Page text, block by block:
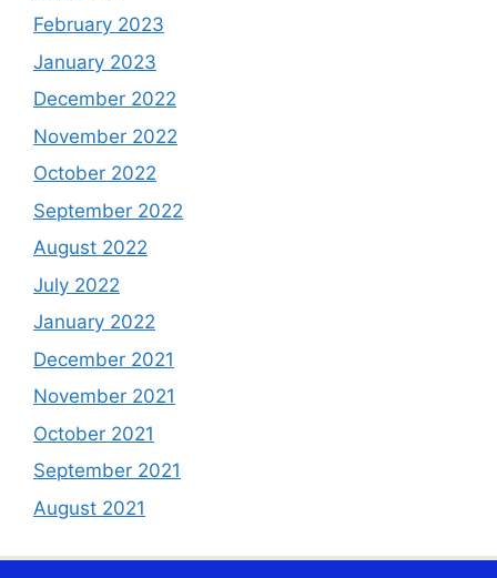
February 2023
January 2023
December 2022
November 2022
October 2022
September 2022
August 2022
July 2022
January 2022
December 2021
November 2021
October 2021
September 2021
August 2021